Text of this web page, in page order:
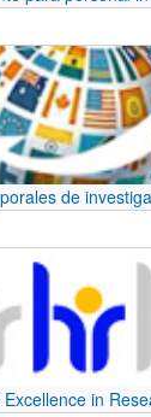
de
Excellence in